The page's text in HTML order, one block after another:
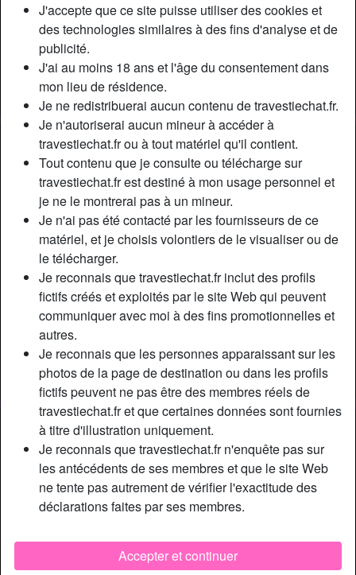
J'accepte que ce site puisse utiliser des cookies et
des technologies similaires à des fins d'analyse et de
publicité.
J'ai au moins 18 ans et l'âge du consentement dans
mon lieu de résidence.
Je ne redistribuerai aucun contenu de travestiechat.fr.
Je n'autoriserai aucun mineur à accéder à
travestiechat.fr ou à tout matériel qu'il contient.
Tout contenu que je consulte ou télécharge sur
travestiechat.fr est destiné à mon usage personnel et
je ne le montrerai pas à un mineur.
Je n'ai pas été contacté par les fournisseurs de ce
matériel, et je choisis volontiers de le visualiser ou de
le télécharger.
Je reconnais que travestiechat.fr inclut des profils
fictifs créés et exploités par le site Web qui peuvent
communiquer avec moi à des fins promotionnelles et
autres.
Je reconnais que les personnes apparaissant sur les
photos de la page de destination ou dans les profils
fictifs peuvent ne pas être des membres réels de
travestiechat.fr et que certaines données sont fournies
à titre d'illustration uniquement.
Je reconnais que travestiechat.fr n'enquête pas sur
les antécédents de ses membres et que le site Web
ne tente pas autrement de vérifier l'exactitude des
déclarations faites par ses membres.
Accepter et continuer
Nickname:
Fabienne8787
Âge:
36
Pays:
France
Département:
Haut-Rhin
Sexe:
Transexuelle
Sexualité:
Relation:
Célibataire
Couleur des cheveux:
Foncé
Couleur des yeux:
Brun
Poids:
Épilé(e):
Oui
Fumeur(euse):
À l'occasion
Description
Je vis déjà avec un mec et on aimerait beaucoup que tu
viennes nous rejoindre dans notre lit. Nous sommes un
couple très libertin. Moi, c’est Julie, t-girl avec des seins
refaits, sous hormones et très sexy. Mon homme est discret
relation libertine et ça s’est toujours bien passé. Il n’y a pas
de raison que ça change. Alors si l’idée t’attire, n’hésite